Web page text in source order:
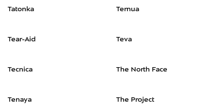
Tatonka
Tear-Aid
Tecnica
Tenaya
Ternua
Teva
The North Face
The Project